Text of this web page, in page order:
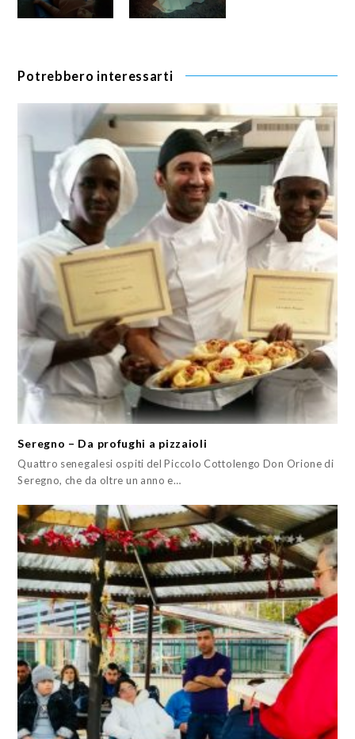
Potrebbero interessarti
Seregno – Da profughi a pizzaioli
Quattro senegalesi ospiti del Piccolo Cottolengo Don Orione di
Seregno, che da oltre un anno e…